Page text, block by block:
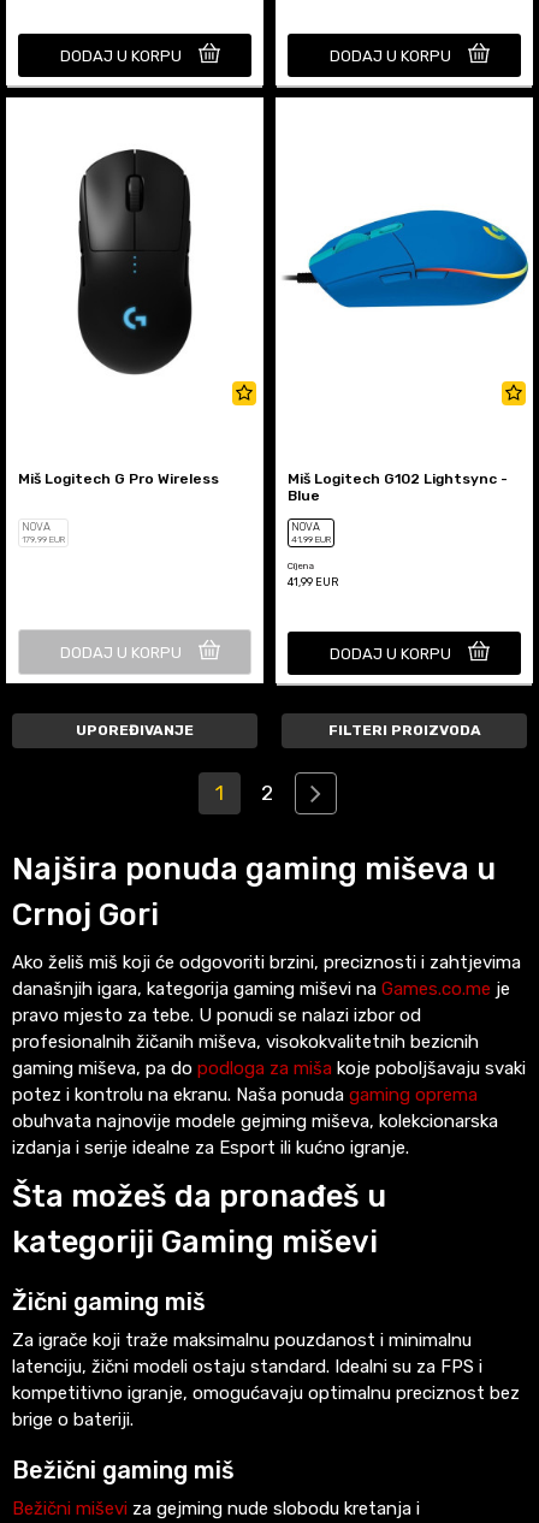
DODAJ U KORPU DODAJ U KORPU
Miš Logitech G Pro Wireless
NOVA
179,99 EUR
DODAJ U KORPU
Miš Logitech G102 Lightsync -
Blue
NOVA
41,99 EUR
Cijena
41,99 EUR
DODAJ U KORPU
UPOREĐIVANJE FILTERI PROIZVODA
1 2
Najšira ponuda gaming miševa u
Crnoj Gori
Ako želiš miš koji će odgovoriti brzini, preciznosti i zahtjevima
današnjih igara, kategorija gaming miševi na Games.co.me je
pravo mjesto za tebe. U ponudi se nalazi izbor od
profesionalnih žičanih miševa, visokokvalitetnih bezicnih
gaming miševa, pa do podloga za miša koje poboljšavaju svaki
potez i kontrolu na ekranu. Naša ponuda gaming oprema
obuhvata najnovije modele gejming miševa, kolekcionarska
izdanja i serije idealne za Esport ili kućno igranje.
Šta možeš da pronađeš u
kategoriji Gaming miševi
Žični gaming miš
Za igrače koji traže maksimalnu pouzdanost i minimalnu
latenciju, žični modeli ostaju standard. Idealni su za FPS i
kompetitivno igranje, omogućavaju optimalnu preciznost bez
brige o bateriji.
Bežični gaming miš
Bežični miševi za gejming nude slobodu kretanja i